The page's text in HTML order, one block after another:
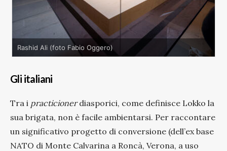
Rashid Ali (foto Fabio Oggero)
Gli italiani
Tra i practicionerdiasporici, come definisce Lokko la
sua brigata, non è facile ambientarsi. Per raccontare
un significativo progetto di conversione (dell’ex base
NATO di Monte Calvarina a Roncà, Verona, a uso